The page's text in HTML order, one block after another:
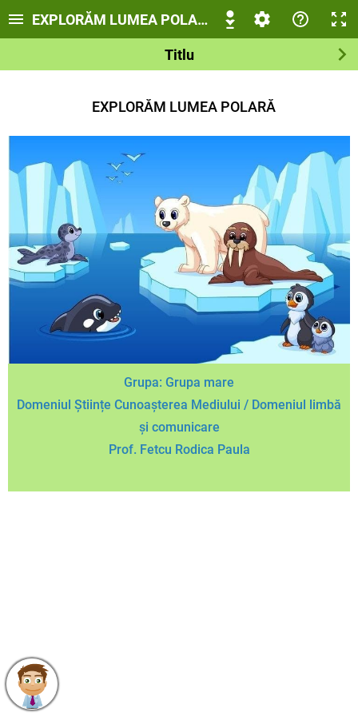
EXPLORĂM LUMEA POLARĂ
Titlu
EXPLORĂM LUMEA POLARĂ
Grupa: Grupa mare
Domeniul Științe Cunoașterea Mediului / Domeniul limbă
și comunicare
Prof. Fetcu Rodica Paula